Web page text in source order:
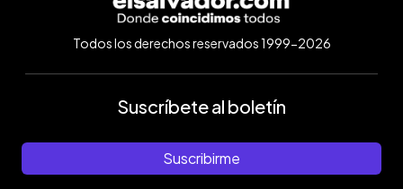
Todos los derechos reservados 1999-2026
Suscríbete al boletín
Suscribirme